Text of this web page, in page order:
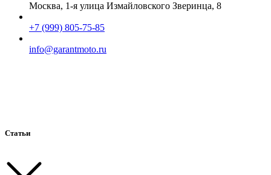
Москва, 1-я улица Измайловского Зверинца, 8
+7 (999) 805-75-85
info@garantmoto.ru
Статьи